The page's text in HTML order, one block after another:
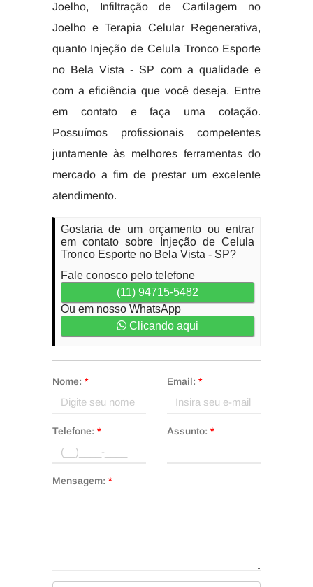
Joelho, Infiltração de Cartilagem no
Joelho e Terapia Celular Regenerativa,
quanto Injeção de Celula Tronco Esporte
no Bela Vista - SP com a qualidade e
com a eficiência que você deseja. Entre
em contato e faça uma cotação.
Possuímos profissionais competentes
juntamente às melhores ferramentas do
mercado a fim de prestar um excelente
atendimento.
Gostaria de um orçamento ou entrar
em contato sobre Injeção de Celula
Tronco Esporte no Bela Vista - SP?
Fale conosco pelo telefone
(11) 94715-5482
Ou em nosso WhatsApp
Clicando aqui
Nome: * Email: *
Telefone: * Assunto: *
Mensagem: *